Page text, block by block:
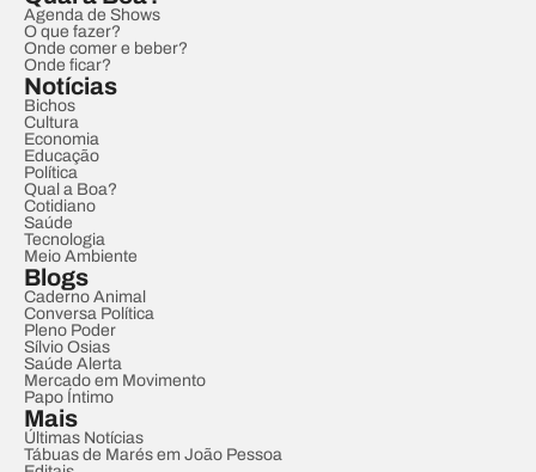
Agenda de Shows
O que fazer?
Onde comer e beber?
Onde ficar?
Notícias
Bichos
Cultura
Economia
Educação
Política
Qual a Boa?
Cotidiano
Saúde
Tecnologia
Meio Ambiente
Blogs
Caderno Animal
Conversa Política
Pleno Poder
Sílvio Osias
Saúde Alerta
Mercado em Movimento
Papo Íntimo
Mais
Últimas Notícias
Tábuas de Marés em João Pessoa